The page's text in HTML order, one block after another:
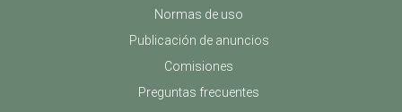
Normas de uso
Publicación de anuncios
Comisiones
Preguntas frecuentes